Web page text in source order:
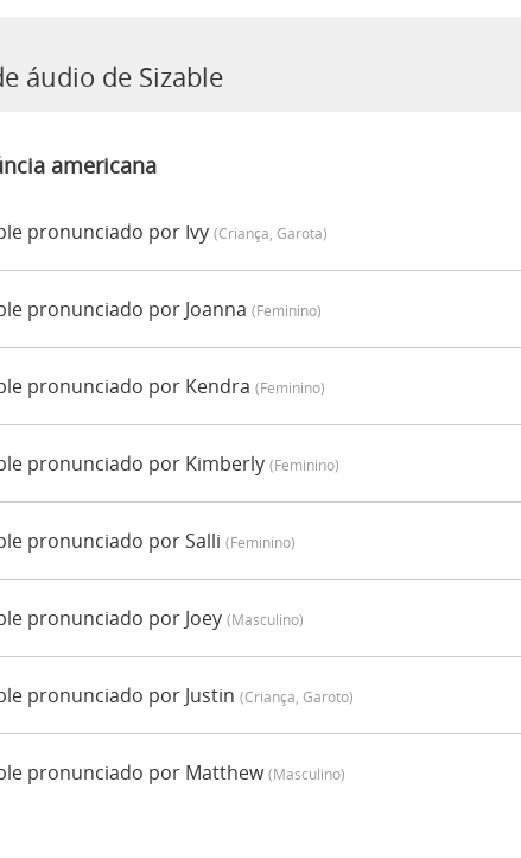
áudio de Sizable
americana
pronunciado por Ivy (criança, Garota)
pronunciado por Joanna (feminino)
pronunciado por Kendra (feminino)
pronunciado por Kimberly (feminino)
pronunciado por Salli (feminino)
pronunciado por Joey (masculino)
pronunciado por Justin (criança, Garoto)
pronunciado por Matthew(masculino)